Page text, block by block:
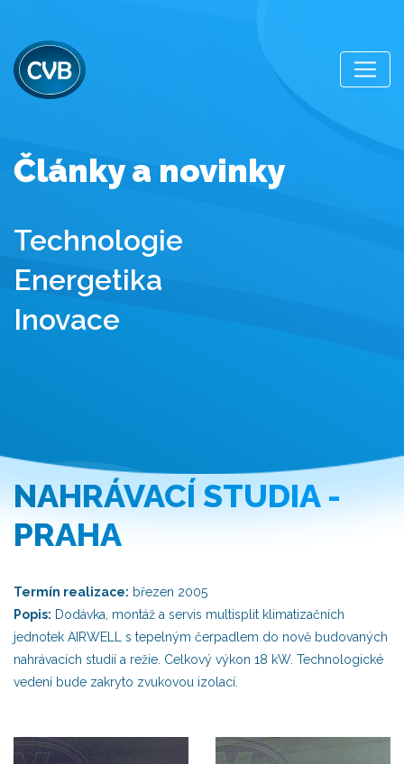
Články a novinky
Technologie
Energetika
Inovace
NAHRÁVACÍ STUDIA -
PRAHA
Termín realizace: březen 2005
Popis: Dodávka, montáž a servis multisplit klimatizačních
jednotek AIRWELL s tepelným čerpadlem do nově budovaných
nahrávacích studií a režie. Celkový výkon 18 kW. Technologické
vedení bude zakryto zvukovou izolací.